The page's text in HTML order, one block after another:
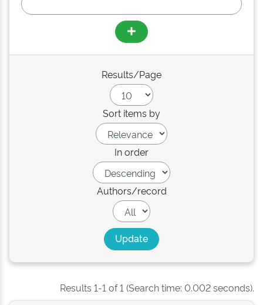
Results/Page
Sort items by
In order
Authors/record
Results 1-1 of 1 (Search time: 0.002 seconds).